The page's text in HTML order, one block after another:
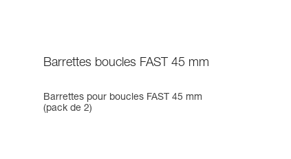
Barrettes boucles FAST 45 mm
Barrettes pour boucles FAST 45 mm
(pack de 2)